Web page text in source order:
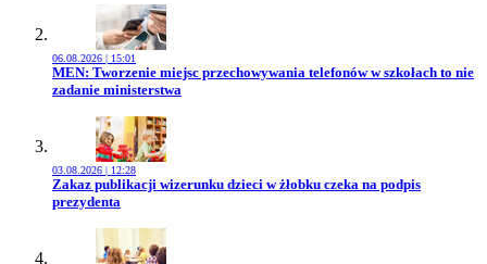
06.08.2026 | 15:01
Przejdź do artykułu:
MEN: Tworzenie miejsc przechowywania telefonów w szkołach to nie
zadanie ministerstwa
03.08.2026 | 12:28
Przejdź do artykułu:
Zakaz publikacji wizerunku dzieci w żłobku czeka na podpis
prezydenta